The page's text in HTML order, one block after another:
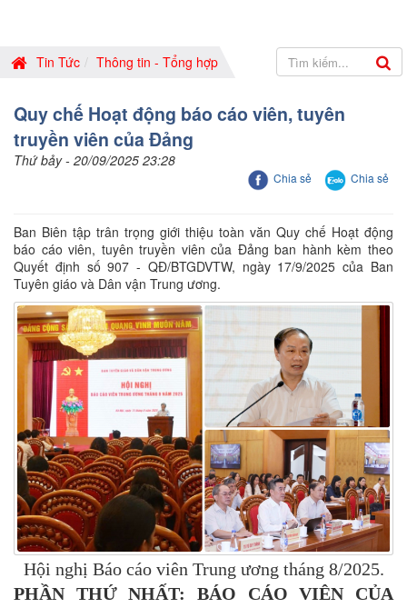
Tin Tức Thông tin - Tổng hợp
Quy chế Hoạt động báo cáo viên, tuyên
truyền viên của Đảng
Thứ bảy - 20/09/2025 23:28
Chia sẻ Chia sẻ
Ban Biên tập trân trọng giới thiệu toàn văn Quy chế Hoạt động
báo cáo viên, tuyên truyền viên của Đảng ban hành kèm theo
Quyết định số 907 - QĐ/BTGDVTW, ngày 17/9/2025 của Ban
Tuyên giáo và Dân vận Trung ương.
Hội nghị Báo cáo viên Trung ương tháng 8/2025.
PHẦN THỨ NHẤT: BÁO CÁO VIÊN CỦA